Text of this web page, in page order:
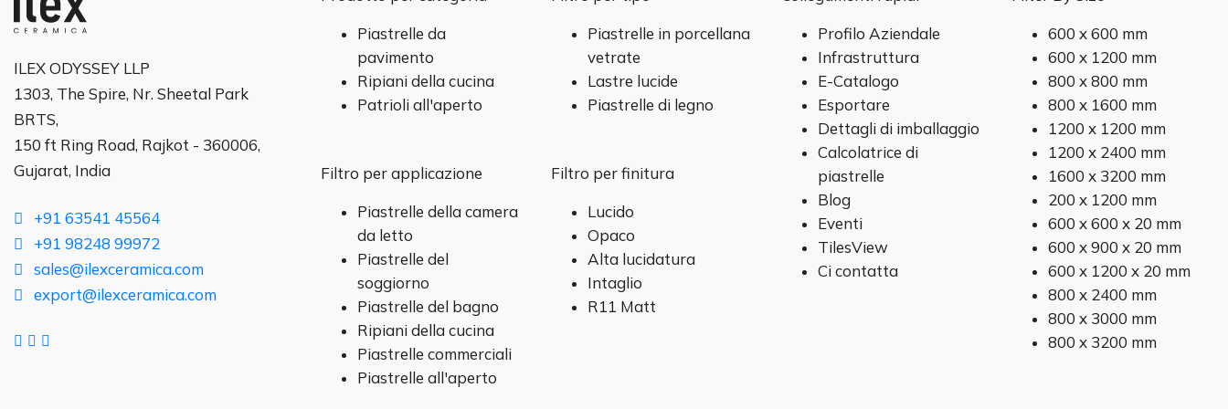
ILEX ODYSSEY LLP
1303, The Spire, Nr. Sheetal Park
BRTS,
150 ft Ring Road, Rajkot - 360006,
Gujarat, India
+91 63541 45564
+91 98248 99972
sales@ilexceramica.com
export@ilexceramica.com
Piastrelle da
pavimento
Ripiani della cucina
Patrioli all'aperto
Filtro per applicazione
Piastrelle della camera
da letto
Piastrelle del
soggiorno
Piastrelle del bagno
Ripiani della cucina
Piastrelle commerciali
Piastrelle all'aperto
Piastrelle in porcellana
vetrate
Lastre lucide
Piastrelle di legno
Filtro per finitura
Lucido
Opaco
Alta lucidatura
Intaglio
R11 Matt
Profilo Aziendale
Infrastruttura
E-Catalogo
Esportare
Dettagli di imballaggio
Calcolatrice di
piastrelle
Blog
Eventi
TilesView
Ci contatta
600 x 600 mm
600 x 1200 mm
800 x 800 mm
800 x 1600 mm
1200 x 1200 mm
1200 x 2400 mm
1600 x 3200 mm
200 x 1200 mm
600 x 600 x 20 mm
600 x 900 x 20 mm
600 x 1200 x 20 mm
800 x 2400 mm
800 x 3000 mm
800 x 3200 mm